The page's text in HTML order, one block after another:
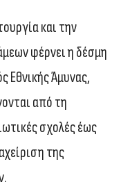
και την
φέρνει η δέσμη
Εθνικής Άμυνας,
από τη
σχολές έως
της